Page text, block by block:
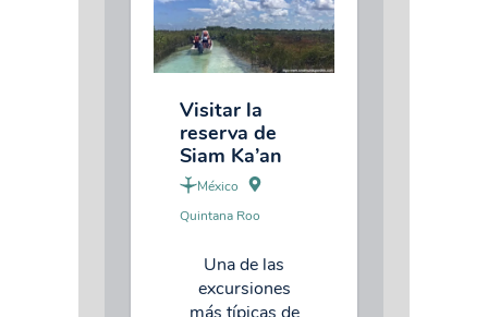
Visitar la
reserva de
Siam Ka’an
México
Quintana Roo
Una de las
excursiones
más típicas de